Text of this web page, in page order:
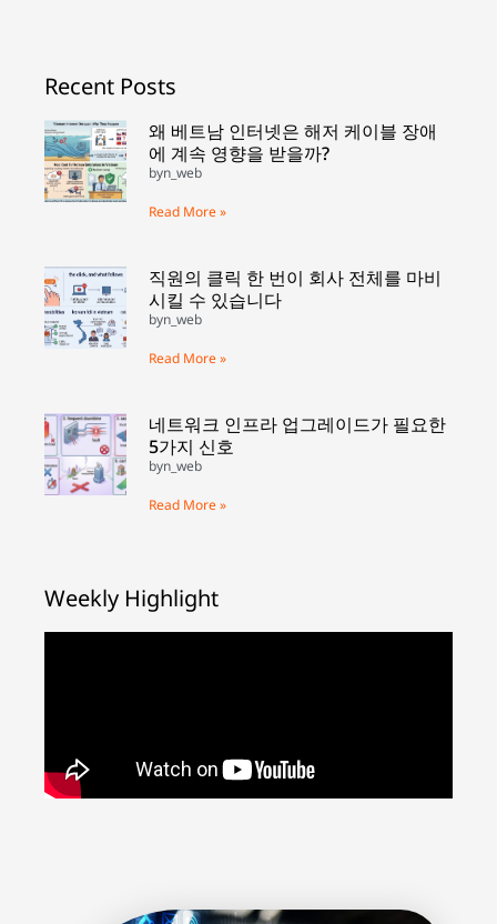
Recent Posts
왜 베트남 인터넷은 해저 케이블 장애
에 계속 영향을 받을까?
byn_web
Read More »
직원의 클릭 한 번이 회사 전체를 마비
시킬 수 있습니다
byn_web
Read More »
네트워크 인프라 업그레이드가 필요한
5가지 신호
byn_web
Read More »
Weekly Highlight